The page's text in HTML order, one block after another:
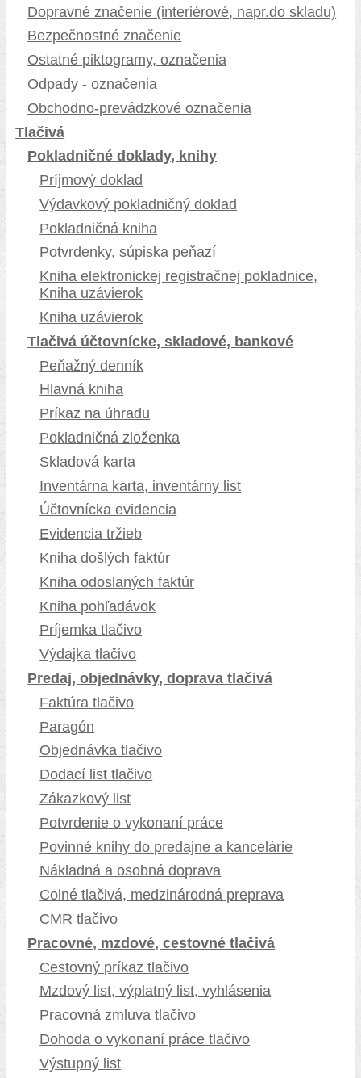
Dopravné značenie (interiérové, napr.do skladu)
Bezpečnostné značenie
Ostatné piktogramy, označenia
Odpady - označenia
Obchodno-prevádzkové označenia
Tlačivá
Pokladničné doklady, knihy
Príjmový doklad
Výdavkový pokladničný doklad
Pokladničná kniha
Potvrdenky, súpiska peňazí
Kniha elektronickej registračnej pokladnice,
Kniha uzávierok
Kniha uzávierok
Tlačivá účtovnícke, skladové, bankové
Peňažný denník
Hlavná kniha
Príkaz na úhradu
Pokladničná zloženka
Skladová karta
Inventárna karta, inventárny list
Účtovnícka evidencia
Evidencia tržieb
Kniha došlých faktúr
Kniha odoslaných faktúr
Kniha pohľadávok
Príjemka tlačivo
Výdajka tlačivo
Predaj, objednávky, doprava tlačivá
Faktúra tlačivo
Paragón
Objednávka tlačivo
Dodací list tlačivo
Zákazkový list
Potvrdenie o vykonaní práce
Povinné knihy do predajne a kancelárie
Nákladná a osobná doprava
Colné tlačivá, medzinárodná preprava
CMR tlačivo
Pracovné, mzdové, cestovné tlačivá
Cestovný príkaz tlačivo
Mzdový list, výplatný list, vyhlásenia
Pracovná zmluva tlačivo
Dohoda o vykonaní práce tlačivo
Výstupný list